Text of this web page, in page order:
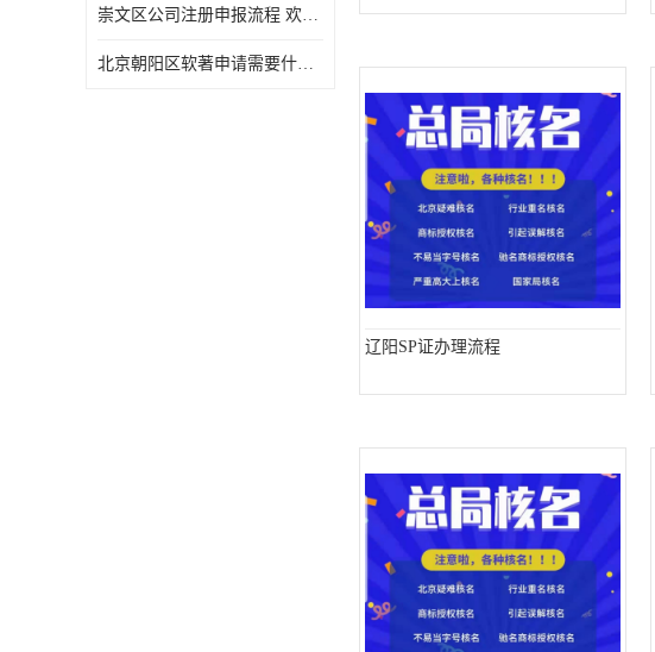
崇文区公司注册申报流程 欢迎电话咨询
北京朝阳区软著申请需要什么条件 欢迎电话咨询
辽阳SP证办理流程